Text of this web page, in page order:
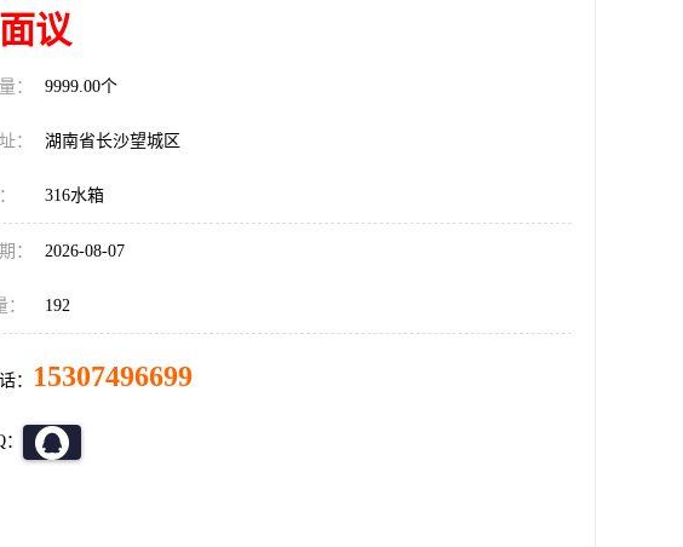
面议
： 9999.00个
： 湖南省长沙望城区
316水箱
： 2026-08-07
192
： 15307496699